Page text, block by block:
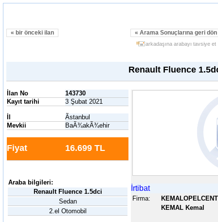
« bir önceki ilan « Arama Sonuçlarına geri dön
arkadaşına arabayı tavsiye et
Renault Fluence
İlan No
143730
Kayıt tarihi
3 Şubat 2021
Ãstanbul
Mevkii
BaÃ¾akÃ¾ehir
Fiyat 16.699 TL
Araba bilgileri:
Renault Fluence 1.5dci
Sedan
2.el Otomobil
İrtibat
Firma:
KEMAL Kemal